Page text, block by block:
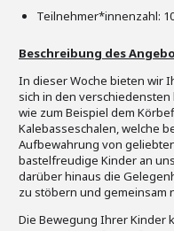
Teilnehmer*innenzahl:
Beschreibung des
In dieser Woche bieten wir
sich in den
wie zum Beispiel dem
Kalebasseschalen, welche
Aufbewahrung von
bastelfreudige Kinder an
darüber hinaus die
zu stöbern und gemeinsam
Die Bewegung Ihrer Kinder